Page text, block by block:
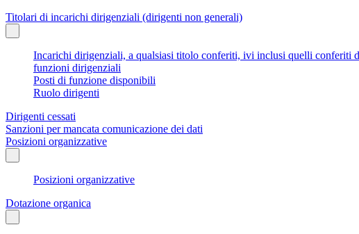
Titolari di incarichi dirigenziali (dirigenti non generali)
Incarichi dirigenziali, a qualsiasi titolo conferiti, ivi inclusi quelli conferiti
funzioni dirigenziali
Posti di funzione disponibili
Ruolo dirigenti
Dirigenti cessati
Sanzioni per mancata comunicazione dei dati
Posizioni organizzative
Posizioni organizzative
Dotazione organica